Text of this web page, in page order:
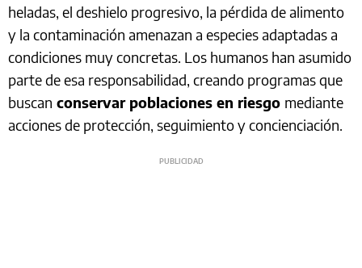
heladas, el deshielo progresivo, la pérdida de alimento
y la contaminación amenazan a especies adaptadas a
condiciones muy concretas. Los humanos han asumido
parte de esa responsabilidad, creando programas que
buscan conservar poblaciones en riesgo mediante
acciones de protección, seguimiento y concienciación.